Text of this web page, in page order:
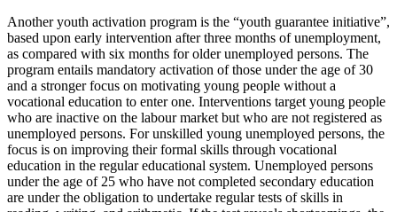
Another youth activation program is the “youth guarantee initiative”,
based upon early intervention after three months of unemployment,
as compared with six months for older unemployed persons. The
program entails mandatory activation of those under the age of 30
and a stronger focus on motivating young people without a
vocational education to enter one. Interventions target young people
who are inactive on the labour market but who are not registered as
unemployed persons. For unskilled young unemployed persons, the
focus is on improving their formal skills through vocational
education in the regular educational system. Unemployed persons
under the age of 25 who have not completed secondary education
are under the obligation to undertake regular tests of skills in